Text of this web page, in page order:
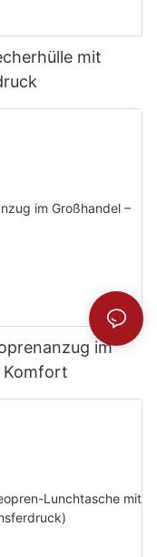
mit
im
Komfort